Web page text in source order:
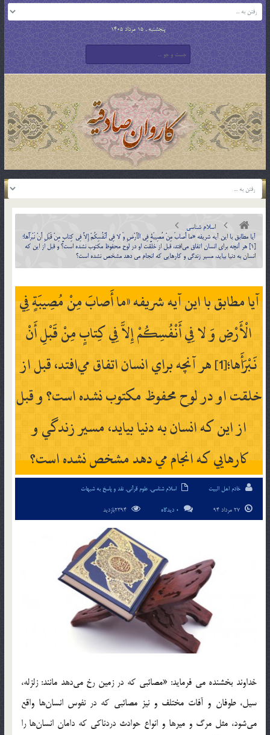
پنجشنبه , 15 مرداد 1405
اسلام شناسی
آيا مطابق با اين آيه شريفه «ما أَصابَ مِنْ مُصِيبَةٍ فِي الْأَرْضِ وَ لا فِي أَنْفُسِكُمْ إِلاَّ فِي كِتابٍ مِنْ قَبْلِ أَنْ نَبْرَأَها؛
[1] هر آنچه براي انسان اتفاق مي‎افتد، قبل از خلقت او در لوح محفوظ مكتوب نشده است؟ و قبل از اين که
انسان به دنيا بيايد، مسير زندگي و کارهايي که انجام مي دهد مشخص نشده است؟
آيا مطابق با اين آيه شريفه «ما أَصابَ مِنْ مُصِيبَةٍ فِي
الْأَرْضِ وَ لا فِي أَنْفُسِكُمْ إِلاَّ فِي كِتابٍ مِنْ قَبْلِ أَنْ
نَبْرَأَها؛[1] هر آنچه براي انسان اتفاق مي‎افتد، قبل از
خلقت او در لوح محفوظ مكتوب نشده است؟ و قبل
از اين که انسان به دنيا بيايد، مسير زندگي و
کارهايي که انجام مي دهد مشخص نشده است؟
خادم اهل البیت اسلام شناسی,علوم قرآنی, نقد و پاسخ به شبهات
0 دیدگاه
خداوند بخشنده مي فرمايد: «مصائبي كه در زمين رخ مي‎دهد مانند: زلزله،
سيل، طوفان و آفات مختلف و نيز مصائبي كه در نفوس انسان‎ها واقع
مي‌شود، مثل مرگ و ميرها و انواع حوادث دردناكي كه دامان انسان‎ها را